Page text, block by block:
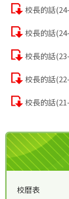
校長的話
校長的話
校長的話
校長的話
校長的話
校曆表